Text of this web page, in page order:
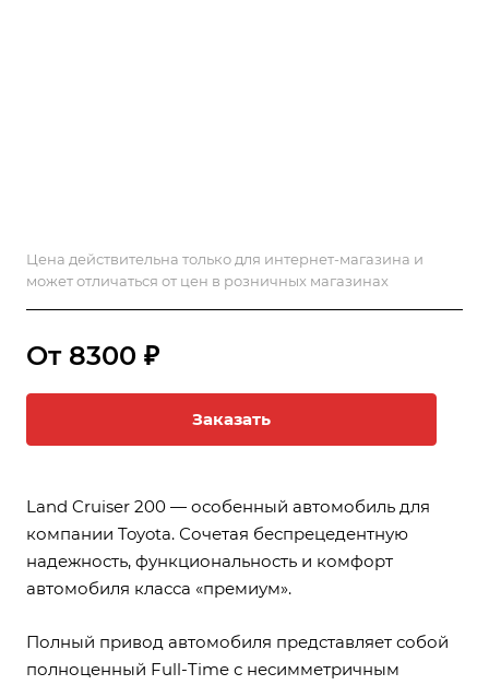
Цена действительна только для интернет-магазина и
может отличаться от цен в розничных магазинах
От 8300 ₽
Заказать
Land Cruiser 200 — особенный автомобиль для
компании Toyota. Сочетая беспрецедентную
надежность, функциональность и комфорт
автомобиля класса «премиум».
Полный привод автомобиля представляет собой
полноценный Full-Time с несимметричным